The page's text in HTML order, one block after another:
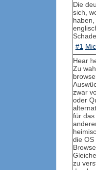
Die
sich,
#1
Hear
Zu
zwar
oder
für das
die OS
zu